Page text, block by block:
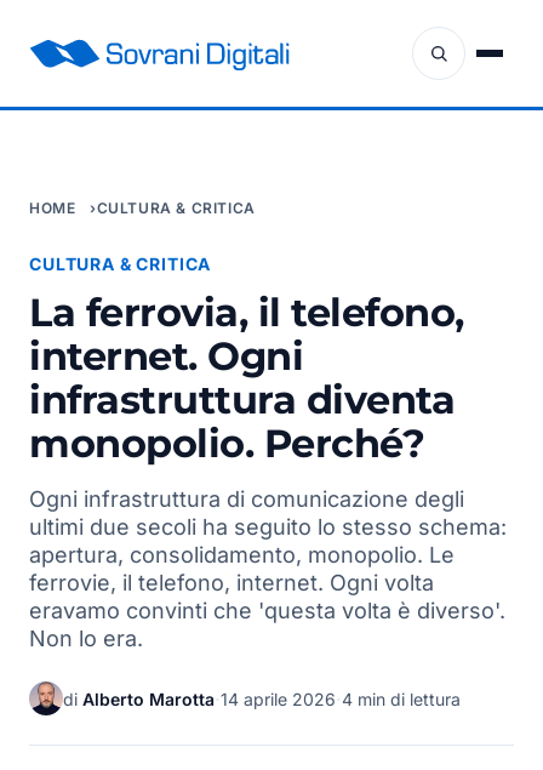
HOME CULTURA & CRITICA
CULTURA & CRITICA
La ferrovia, il telefono,
internet. Ogni
infrastruttura diventa
monopolio. Perché?
Ogni infrastruttura di comunicazione degli
ultimi due secoli ha seguito lo stesso schema:
apertura, consolidamento, monopolio. Le
ferrovie, il telefono, internet. Ogni volta
eravamo convinti che 'questa volta è diverso'.
Non lo era.
di Alberto Marotta·14 aprile 2026·4 min di lettura